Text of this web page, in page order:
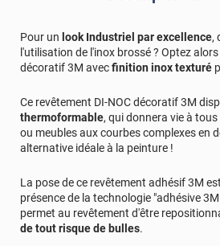
Pour un look Industriel par excellence,
l'utilisation de l'inox brossé ? Optez
décoratif 3M avecfinition inox texturé
Ce revêtement DI-NOC décoratif 3M
thermoformable, qui donnera vie à
ou meubles aux courbes complexes en
alternative idéale à la peinture !
La pose de ce revêtement adhésif 3M
présence de la technologie "adhésive
permet au revêtement d'être
de tout risque de bulles.